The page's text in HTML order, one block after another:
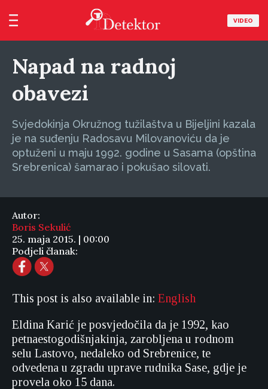
VIDEO
Napad na radnoj
obavezi
Svjedokinja Okružnog tužilaštva u Bijeljini kazala
je na suđenju Radosavu Milovanoviću da je
optuženi u maju 1992. godine u Sasama (opština
Srebrenica) šamarao i pokušao silovati.
Autor:
Boris Sekulić
25. maja 2015. | 00:00
Podjeli članak:
This post is also available in: English
Eldina Karić je posvjedočila da je 1992, kao
petnaestogodišnjakinja, zarobljena u rodnom
selu Lastovo, nedaleko od Srebrenice, te
odvedena u zgradu uprave rudnika Sase, gdje je
provela oko 15 dana.